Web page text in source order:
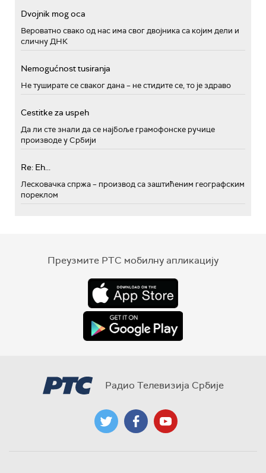
Dvojnik mog oca
Вероватно свако од нас има свог двојника са којим дели и
сличну ДНК
Nemogućnost tusiranja
Не туширате се сваког дана – не стидите се, то је здраво
Cestitke za uspeh
Да ли сте знали да се најбоље грамофонске ручице
производе у Србији
Re: Eh...
Лесковачка спржа – производ са заштићеним географским
пореклом
Преузмите РТС мобилну апликацију
Радио Телевизија Србије